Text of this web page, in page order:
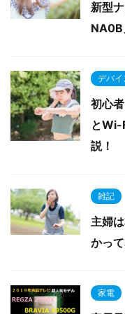
新型
NA0B
デバイ
初心
とWi-
説！
雑記
主婦
かっ
家電